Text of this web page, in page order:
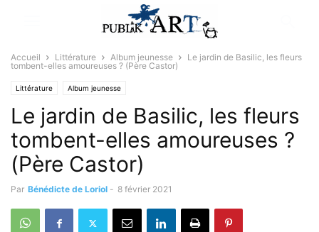
Accueil Littérature Album jeunesse
Le jardin de Basilic, les fleurs
tombent-elles amoureuses ? (Père Castor)
Littérature Album jeunesse
Le jardin de Basilic, les fleurs
tombent-elles amoureuses ?
(Père Castor)
Par Bénédicte de Loriol - 8 février 2021